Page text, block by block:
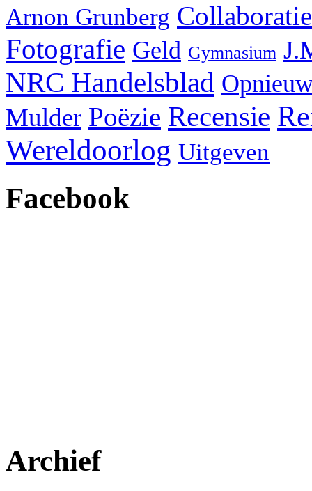
Arnon Grunberg Collaboratie
Fotografie Geld Gymnasium
NRC Handelsblad
Mulder Poëzie Recensie
Wereldoorlog Uitgeven
Facebook
Archief